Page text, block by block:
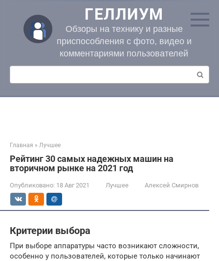
контенту
ГЕЛЛИУМ
Обзоры на технику и разные
приспособления с фото, видео и
комментариями пользователей
Поиск:
Главная » Лучшее
Рейтинг 30 самых надежных машин на
вторичном рынке на 2021 год
Опубликовано: 18 Авг 2021 Лучшее Алексей Смирнов
Критерии выбора
При выборе аппаратуры часто возникают сложности,
особенно у пользователей, которые только начинают